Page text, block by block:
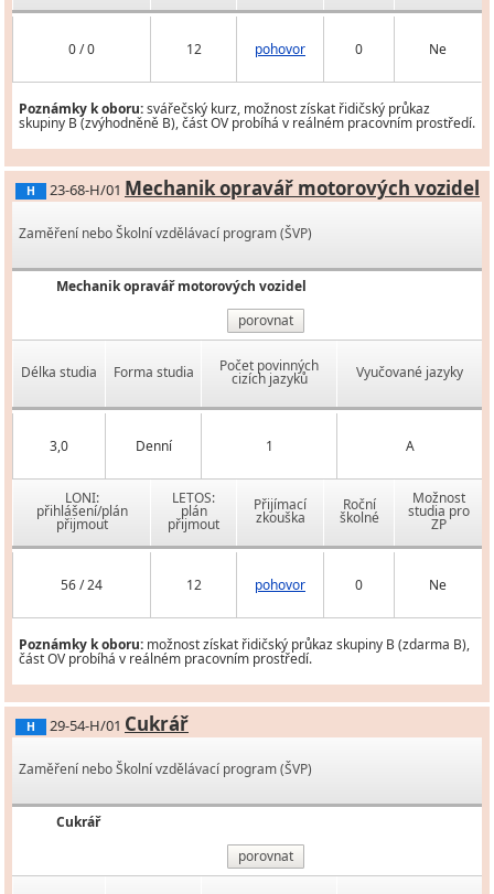
0 / 0 12 pohovor 0 Ne
Poznámky k oboru:svářečský kurz, možnost získat řidičský průkaz
skupiny B (zvýhodněně B), část OV probíhá v reálném pracovním prostředí.
H 23-68-H/01 Mechanik opravář motorových vozidel
Zaměření nebo Školní vzdělávací program (ŠVP)
Mechanik opravář motorových vozidel
porovnat
Délka studia Forma studia Počet povinných
cizích jazyků Vyučované jazyky
3,0 Denní 1 A
LONI:
přihlášení/plán
přijmout
LETOS:
plán
přijmout
Přijímací
zkouška
Roční
školné
Možnost
studia pro
ZP
56 / 24 12 pohovor 0 Ne
Poznámky k oboru: možnost získat řidičský průkaz skupiny B (zdarma B),
část OV probíhá v reálném pracovním prostředí.
H 29-54-H/01 Cukrář
Zaměření nebo Školní vzdělávací program (ŠVP)
Cukrář
porovnat